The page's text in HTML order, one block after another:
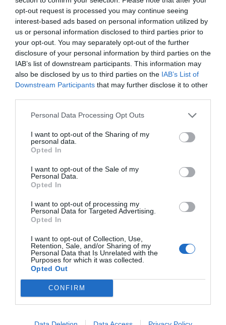
opt-out request is processed you may continue seeing
interest-based ads based on personal information utilized by
us or personal information disclosed to third parties prior to
your opt-out. You may separately opt-out of the further
disclosure of your personal information by third parties on the
IAB’s list of downstream participants. This information may
also be disclosed by us to third parties on the IAB’s List of
Downstream Participants that may further disclose it to other
Personal Data Processing Opt Outs
I want to opt-out of the Sharing of my
personal data.
Opted In
I want to opt-out of the Sale of my
Personal Data.
Opted In
I want to opt-out of processing my
Personal Data for Targeted Advertising.
Opted In
I want to opt-out of Collection, Use,
Retention, Sale, and/or Sharing of my
Personal Data that Is Unrelated with the
Purposes for which it was collected.
Opted Out
CONFIRM